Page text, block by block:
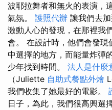
波耶拉舞者和無火的表演，
氣氛。 護照代辦 讓我們去
激動人心的發現，在那裡我
會。 在設計時，他們會發
中選擇的地方，而能量炸彈
少年找到時間。 法人是什麼
（Juliette 自助式餐點外燴
我們收集了她最好的電影。
日子，為此，我們很高興選